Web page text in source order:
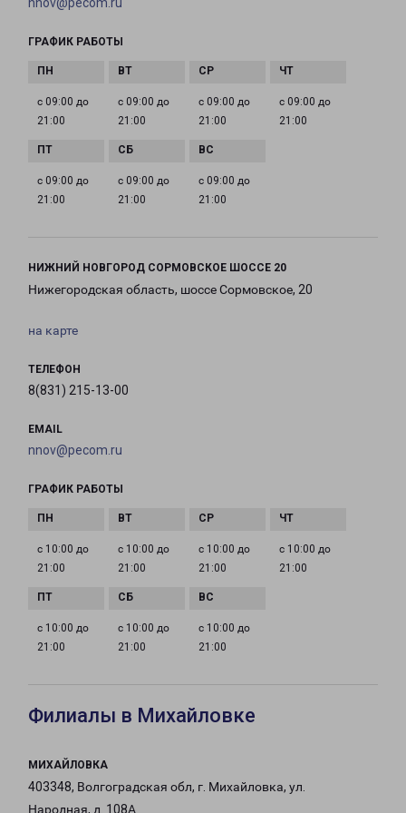
nnov@pecom.ru
ГРАФИК РАБОТЫ
с 09:00 до
21:00
с 09:00 до
21:00
с 09:00 до
21:00
с 09:00 до
21:00
с 09:00 до
21:00
с 09:00 до
21:00
с 09:00 до
21:00
НИЖНИЙ НОВГОРОД СОРМОВСКОЕ ШОССЕ 20
Нижегородская область, шоссе Сормовское, 20
на карте
ТЕЛЕФОН
8(831) 215-13-00
EMAIL
nnov@pecom.ru
ГРАФИК РАБОТЫ
с 10:00 до
21:00
с 10:00 до
21:00
с 10:00 до
21:00
с 10:00 до
21:00
с 10:00 до
21:00
с 10:00 до
21:00
с 10:00 до
21:00
Филиалы в Михайловке
МИХАЙЛОВКА
403348, Волгоградская обл, г. Михайловка, ул.
Народная, д. 108А